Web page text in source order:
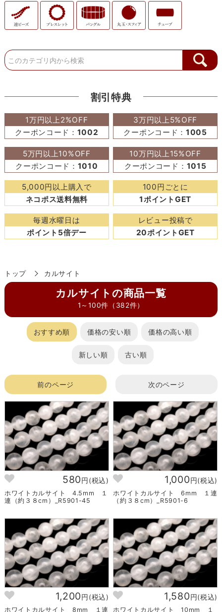
割引特典
1万円以上2%OFF
クーポンコード： 1002
3万円以上5%OFF
クーポンコード：1005
5万円以上10%OFF
クーポンコード： 1010
10万円以上15%OFF
クーポンコード： 1015
5,000円以上購入で
ネコポス送料無料
100円ごとに
1ポイントGET
毎週水曜日は
ポイント5倍デー
レビュー投稿で
20ポイントGET
トップ カルサイト
カルサイトの商品一覧
1～100件（382件）
おすすめ順 価格の安い順 価格の高い順
新しい順 古い順
前のページ 次のページ
580円(税込)
ホワイトカルサイト 4.5mm １
連（約３８cm）_R5901-45
1,000円(税込)
ホワイトカルサイト 6mm １連
（約３８cm）_R5901-6
1,200円(税込)
ホワイトカルサイト 8mm １連
1,580円(税込)
ホワイトカルサイト 10mm １